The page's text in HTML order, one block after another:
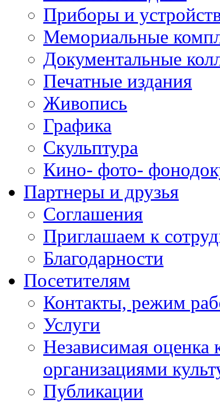
Приборы и
Мемориальные
Документальные
Печатные издания
Живопись
Графика
Скульптура
Кино- фото-
Партнеры и друзья
Соглашения
Приглашаем к
Благодарности
Посетителям
Контакты, режим
Услуги
Независимая оценка
организациями
Публикации